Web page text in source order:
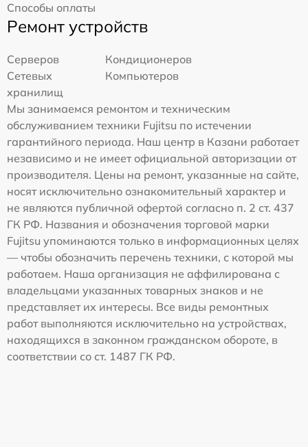
Способы оплаты
Ремонт устройств
Серверов
Кондиционеров
Сетевых
хранилищ
Компьютеров
Мы занимаемся ремонтом и техническим
обслуживанием техники Fujitsu по истечении
гарантийного периода. Наш центр в Казани работает
независимо и не имеет официальной авторизации от
производителя. Цены на ремонт, указанные на сайте,
носят исключительно ознакомительный характер и
не являются публичной офертой согласно п. 2 ст. 437
ГК РФ. Названия и обозначения торговой марки
Fujitsu упоминаются только в информационных целях
— чтобы обозначить перечень техники, с которой мы
работаем. Наша организация не аффилирована с
владельцами указанных товарных знаков и не
представляет их интересы. Все виды ремонтных
работ выполняются исключительно на устройствах,
находящихся в законном гражданском обороте, в
соответствии со ст. 1487 ГК РФ.